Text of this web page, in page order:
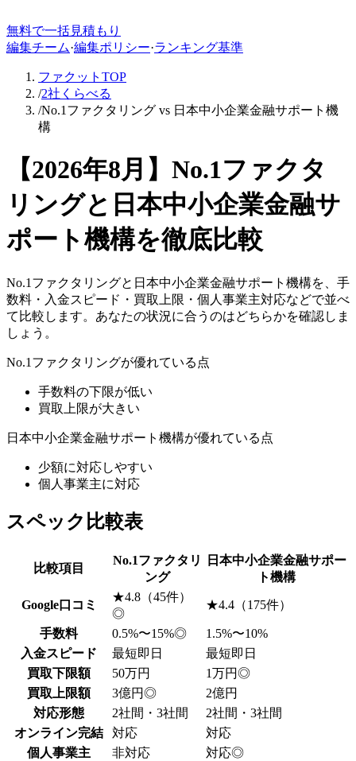
無料で一括見積もり
編集チーム·編集ポリシー·ランキング基準
ファクットTOP
/2社くらべる
/No.1ファクタリング vs 日本中小企業金融サポート機
構
【2026年8月 】 No.1ファクタ
リングと 日本中小企業金融サ
ポート機構を徹底比較
No.1ファクタリングと 日本中小企業金融サポート機構を、手
数料・入金スピード・買取上限・個人事業主対応などで並べ
て比較します。あなたの状況に合うのはどちらかを確認しま
しょう。
No.1ファクタリングが優れている点
手数料の下限が低い
買取上限が大きい
日本中小企業金融サポート機構が優れている点
少額に対応しやすい
個人事業主に対応
スペック比較表
比較項目
No.1ファクタリ
ング
日本中小企業金融サポー
ト機構
Google口コミ
★4.8（45件）
◎
★4.4（175件）
手数料 0.5%〜15%◎
1.5%〜10%
入金スピード
最短即日
最短即日
買取下限額
50万円 1万円◎
買取上限額
3億円◎
2億円
対応形態
2社間・3社間
2社間・3社間
オンライン完結
対応
対応
個人事業主
非対応 対応◎